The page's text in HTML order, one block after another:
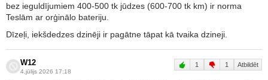
bez ieguldījumiem 400-500 tk jūdzes (600-700 tk km) ir norma
Teslām ar orģinālo bateriju.
Dīzeļi, iekšdedzes dzinēji ir pagātne tāpat kā tvaika dzineji.
W12
4.jūlijs 2026 17:18
1 1 Atbildēt